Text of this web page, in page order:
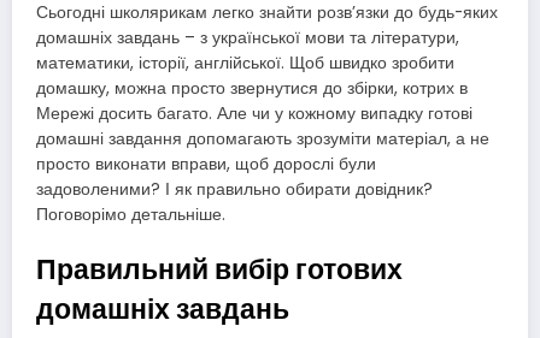
Сьогодні школярикам легко знайти розв’язки до будь-яких
домашніх завдань – з української мови та літератури,
математики, історії, англійської. Щоб швидко зробити
домашку, можна просто звернутися до збірки, котрих в
Мережі досить багато. Але чи у кожному випадку готові
домашні завдання допомагають зрозуміти матеріал, а не
просто виконати вправи, щоб дорослі були
задоволеними? І як правильно обирати довідник?
Поговорімо детальніше.
Правильний вибір готових
домашніх завдань